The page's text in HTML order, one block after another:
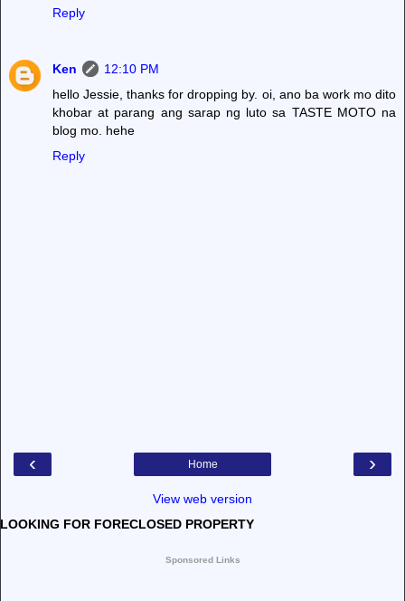
Reply
Ken
12:10 PM
hello Jessie, thanks for dropping by. oi, ano ba work mo dito
khobar at parang ang sarap ng luto sa TASTE MOTO na
blog mo. hehe
Reply
‹ ›
Home
View web version
LOOKING FOR FORECLOSED PROPERTY
Sponsored Links